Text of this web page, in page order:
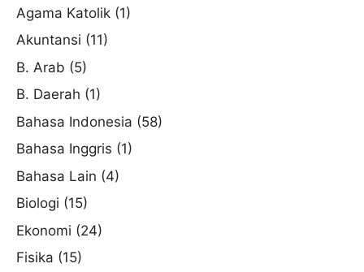
Agama Katolik (1)
Akuntansi (11)
B. Arab (5)
B. Daerah (1)
Bahasa Indonesia (58)
Bahasa Inggris (1)
Bahasa Lain (4)
Biologi (15)
Ekonomi (24)
Fisika (15)